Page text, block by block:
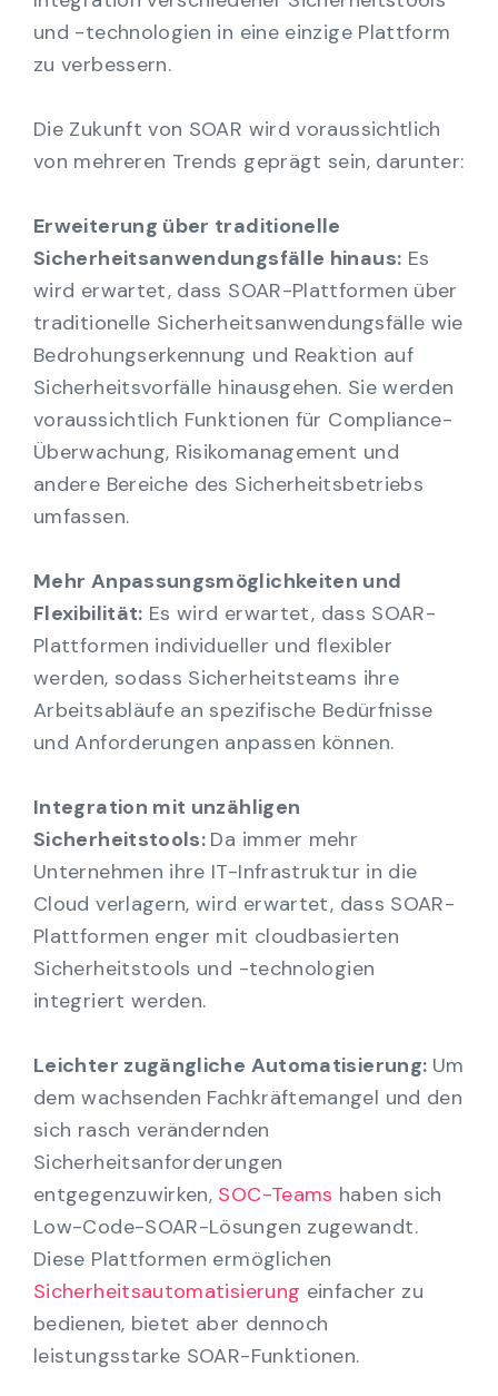
und -technologien in eine einzige Plattform
zu verbessern.
Die Zukunft von SOAR wird voraussichtlich
von mehreren Trends geprägt sein, darunter:
Erweiterung über traditionelle
Sicherheitsanwendungsfälle hinaus: Es
wird erwartet, dass SOAR-Plattformen über
traditionelle Sicherheitsanwendungsfälle wie
Bedrohungserkennung und Reaktion auf
Sicherheitsvorfälle hinausgehen. Sie werden
voraussichtlich Funktionen für Compliance-
Überwachung, Risikomanagement und
andere Bereiche des Sicherheitsbetriebs
umfassen.
Mehr Anpassungsmöglichkeiten und
Flexibilität: Es wird erwartet, dass SOAR-
Plattformen individueller und flexibler
werden, sodass Sicherheitsteams ihre
Arbeitsabläufe an spezifische Bedürfnisse
und Anforderungen anpassen können.
Integration mit unzähligen
Sicherheitstools: Da immer mehr
Unternehmen ihre IT-Infrastruktur in die
Cloud verlagern, wird erwartet, dass SOAR-
Plattformen enger mit cloudbasierten
Sicherheitstools und -technologien
integriert werden.
Leichter zugängliche Automatisierung: Um
dem wachsenden Fachkräftemangel und den
sich rasch verändernden
Sicherheitsanforderungen
entgegenzuwirken, SOC-Teams haben sich
Low-Code-SOAR-Lösungen zugewandt.
Diese Plattformen ermöglichen
Sicherheitsautomatisierung einfacher zu
bedienen, bietet aber dennoch
leistungsstarke SOAR-Funktionen.